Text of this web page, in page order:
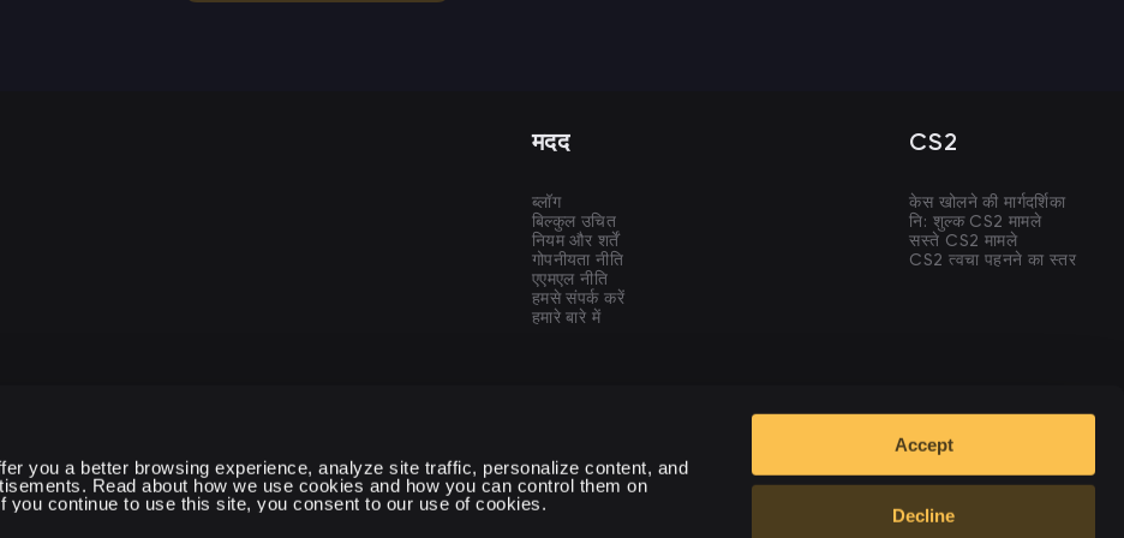
you a better browsing experience, analyze site traffic, personalize content, and
Read about how we use cookies and how you can control them on
you continue to use this site, you consent to our use of cookies.
Accept
Decline
मदद
ब्लॉग
बिल्कुल उचित
नियम और शर्तें
गोपनीयता नीति
एएमएल नीति
हमसे संपर्क करें
हमारे बारे में
CS2
केस खोलने की मार्गदर्शिका
नि: शुल्क CS2 मामले
सस्ते CS2 मामले
CS2 त्वचा पहनने का स्तर
SSL 256-Bit